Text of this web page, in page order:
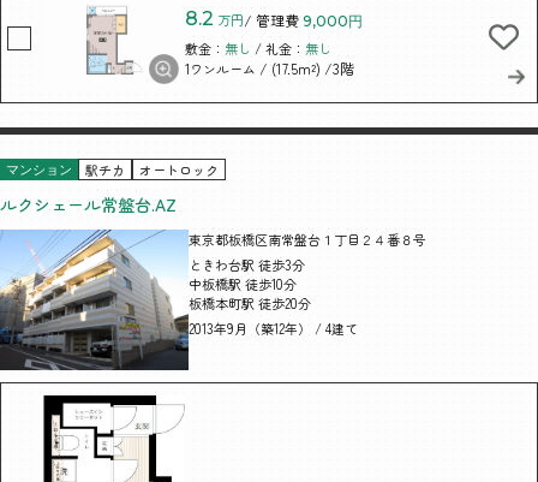
8.2 万円/ 管理費 9,000円
敷金： 無し / 礼金： 無し
1ワンルーム / (17.5m²) /3階
マンション 駅チカ オートロック
ルクシェール常盤台.AZ
東京都板橋区南常盤台１丁目２４番８号
ときわ台駅 徒歩3分
中板橋駅 徒歩10分
板橋本町駅 徒歩20分
2013年9月（築12年） / 4建て